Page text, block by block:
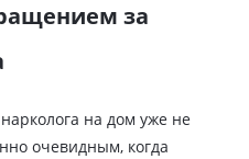
за
на дом уже не
очевидным, когда